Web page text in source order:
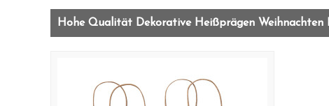
Hohe Qualität Dekorative Heißprägen